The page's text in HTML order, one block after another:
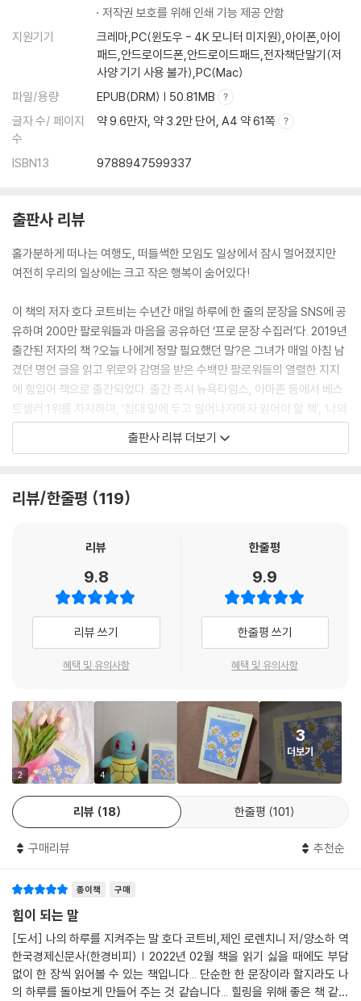
저작권 보호를 위해 인쇄 기능 제공 안함
지원기기
크레마,PC(윈도우 - 4K 모니터 미지원),아이폰,아이
패드,안드로이드폰,안드로이드패드,전자책단말기(저
사양 기기 사용 불가),PC(Mac)
파일/용량
EPUB(DRM) | 50.81MB
글자 수/ 페이지
수
약 9.6만자, 약 3.2만 단어, A4 약 61쪽
ISBN13 9788947599337
출판사 리뷰
홀가분하게 떠나는 여행도, 떠들썩한 모임도 일상에서 잠시 멀어졌지만
여전히 우리의 일상에는 크고 작은 행복이 숨어있다!
이 책의 저자 호다 코트비는 수년간 매일 하루에 한 줄의 문장을 SNS에 공
유하며 200만 팔로워들과 마음을 공유하던 ‘프로 문장 수집러’다. 2019년
출간된 저자의 책 ?오늘 나에게 정말 필요했던 말?은 그녀가 매일 아침 남
겼던 명언 글을 읽고 위로와 감명을 받은 수백만 팔로워들의 열렬한 지지
에 힘입어 책으로 출간되었다. 출간 즉시 뉴욕타임스, 아마존 등에서 베스
트셀러 1위를 차지하며, ‘침대 맡에 두고 일어나자마자 읽어야 할 책’, ‘나의
하루에 주는 선물’ 등의 찬사를 받으며 많은 화제를 모았다. 이후로도 SNS
를 통해 꾸준히 좋은 문장을 공유하던 호다가 코로나 시대에 고통받고 있
2년 넘게 이어지고 있는 코로나 바이러스 상황에 모두가 어느 정도 적응한
들과의 대화는 삭막하게 느껴진다. 코로나19는 일상의 무료함뿐만 아니라
위협하며 일상을 무너뜨리고 있다. 하지만 호다는 이런 절망과 슬픔, 외로
움 속에서도 우리의 일상에는 여전히 크고 작은 행복이 기다리고 있다고
말한다. 이번 책에는 삶에 대한 저자 특유의 유쾌하고 긍정적인 인생관뿐
만 아니라 철학자, 과학자, 심리학자, 연예인, 주변의 지인에 이르기까지
다양한 인물들에게서 뽑은 인생 문장들과 에피소드로 가득하다.
세상은 모름지기 아름답고 끔찍한 일이 일어나는 곳이다. 두려워하지 마
라.
- 프레더릭 뷔히너Frederick Buechner(미국의 종교인·작가)
할 수 없는 것이 할 수 있는 일을 방해하지 못하게 하라.
- 존 우든John Wooden(미국의 스포츠인)
면, 어느새 답답했던 마음이 한결 가벼워지고 가려져 있던 일상의 소소한
통해 다시 인생에 동기를 부여하고 의욕을 되살려보자. 인생은 예측할 수
없지만, 그렇기 때문에 얼마든지 바꿀 수도 있는 법이다.
마음이 지치고 힘든 순간,
오늘의 나에게 꼭 필요한 한 마디
출판사 리뷰 더보기
리뷰/한줄평 119
리뷰
9.8
리뷰 쓰기
혜택 및 유의사항
한줄평
9.9
한줄평 쓰기
혜택 및 유의사항
2 4
3
더보기
리뷰 18 한줄평 101
구매리뷰 추천순
종이책 구매
힘이 되는 말
[도서] 나의 하루를 지켜주는 말 호다 코트비,제인 로렌치니 저/양소하 역
한국경제신문사(한경비피) | 2022년 02월 책을 읽기 싫을 때에도 부담
없이 한 장씩 읽어볼 수 있는 책입니다... 단순한 한 문장이라 할지라도 나
의 하루를 돌아보게 만들어 주는 것 같습니다... 힐링을 위해 좋은 책 같고